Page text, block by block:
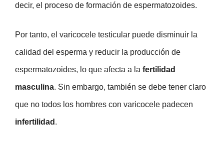
decir, el proceso de formación de espermatozoides.
Por tanto, el varicocele testicular puede disminuir la
calidad del esperma y reducir la producción de
espermatozoides, lo que afecta a la fertilidad
masculina. Sin embargo, también se debe tener claro
que no todos los hombres con varicocele padecen
infertilidad .